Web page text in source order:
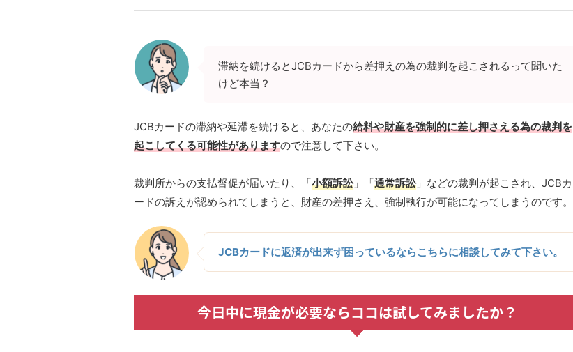
滞納を続けるとJCBカードから差押えの為の裁判を起こされるって聞いた
けど本当？
JCBカードの滞納や延滞を続けると、あなたの給料や財産を強制的に差し押さえる為の裁判を
起こしてくる可能性がありますので注意して下さい。
裁判所からの支払督促が届いたり、「小額訴訟 」「通常訴訟 」などの裁判が起こされ、JCBカ
ードの訴えが認められてしまうと、財産の差押さえ、強制執行が可能になってしまうのです。
JCBカードに返済が出来ず困っているならこちらに相談してみて下さい。
今日中に現金が必要ならココは試してみましたか？